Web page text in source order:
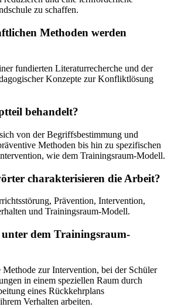
zu schaffen.
Methoden werden
fundierten Literaturrecherche und der
Konzepte zur Konfliktlösung
behandelt?
von der Begriffsbestimmung und
Methoden bis hin zu spezifischen
wie dem Trainingsraum-Modell.
charakterisieren die Arbeit?
Prävention, Intervention,
und Trainingsraum-Modell.
unter dem Trainingsraum-
Methode zur Intervention, bei der Schüler
in einem speziellen Raum durch
eines Rückkehrplans
Verhalten arbeiten.